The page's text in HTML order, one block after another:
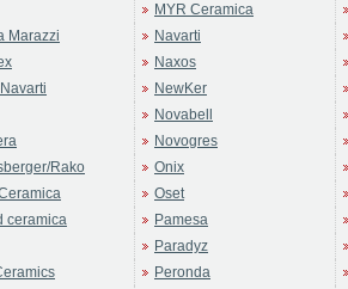
Marazzi
Rako
ceramica
MYR Ceramica
Navarti
Naxos
NewKer
Novabell
Novogres
Onix
Oset
Pamesa
Paradyz
Peronda